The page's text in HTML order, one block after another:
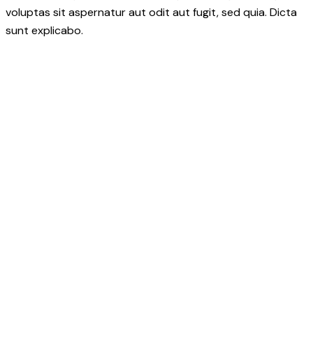
voluptas sit aspernatur aut odit aut fugit, sed quia. Dicta
sunt explicabo.